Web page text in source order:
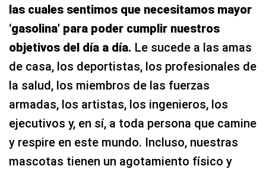
las cuales sentimos que necesitamos mayor
‘gasolina’ para poder cumplir nuestros
objetivos del día a día. Le sucede a las amas
de casa, los deportistas, los profesionales de
la salud, los miembros de las fuerzas
armadas, los artistas, los ingenieros, los
ejecutivos y, en sí, a toda persona que camine
y respire en este mundo. Incluso, nuestras
mascotas tienen un agotamiento físico y